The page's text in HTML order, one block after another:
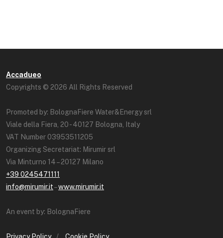
Accadueo
Copyrights © 2026 All Rights Reserved
Promoted by: BolognaFiere Water&Energy srl
Viale della Fiera, 20 - 40127 Bologna, Italy
VAT Number 03953511205
Organizing Secretariat: Mirumir srl
Via Minturno 14 – 20127 Milano
+39 0245471111
info@mirumir.it–www.mirumir.it
An event by: BolognaFiere